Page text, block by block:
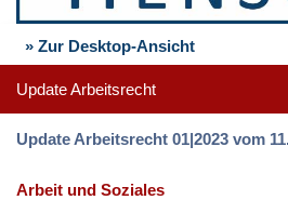
» Zur Desktop-Ansicht
Update Arbeitsrecht
Update Arbeitsrecht 01|2023 vom
Arbeit und Soziales